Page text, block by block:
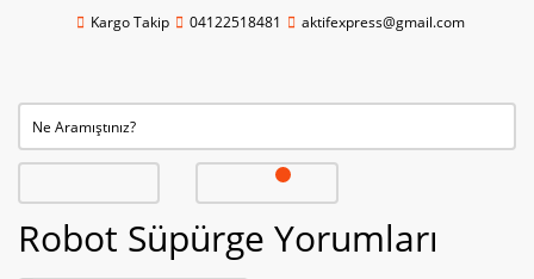
Kargo Takip 04122518481 aktifexpress@gmail.com
Robot Süpürge Yorumları